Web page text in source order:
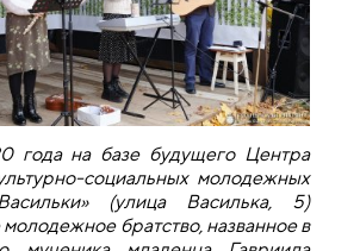
года на базе будущего Центра
социальных молодежных
(улица Василька, 5)
братство, названное в